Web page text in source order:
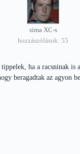
sima XC-s
hozzászólások: 55
ha a racsninak is
beragadtak az agyon